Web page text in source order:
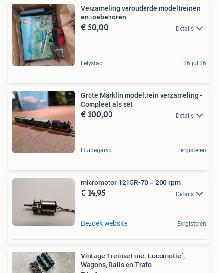
Verzameling verouderde modeltreinen
en toebehoren
€ 50,00 Details
Lelystad 26 jul 26
Grote Märklin modeltrein verzameling -
Compleet als set
€ 100,00 Details
Hurdegaryp Eergisteren
micromotor 1215R-70 = 200 rpm
€ 14,95 Details
Bezoek website Eergisteren
Vintage Treinset met Locomotief,
Wagons, Rails en Trafo